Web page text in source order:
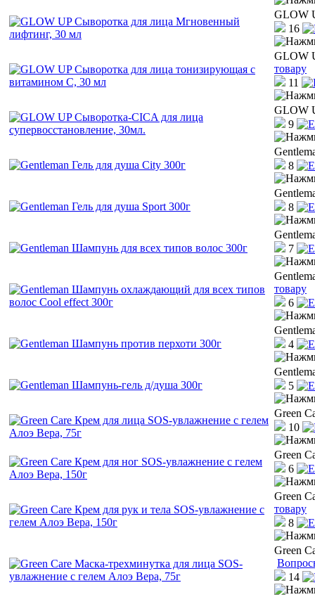
GLOW
16
GLOW
товару
11
GLOW
9
8
8
7
товару
6
4
5
Green
10
Green
6
Green
товару
8
Green
14